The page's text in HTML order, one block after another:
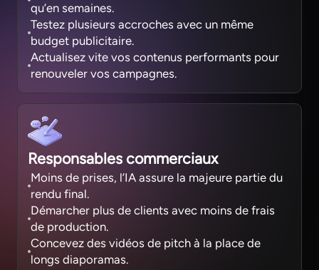
qu’en semaines.
Testez plusieurs accroches avec un même
budget publicitaire.
Actualisez vite vos contenus performants pour
renouveler vos campagnes.
Responsables commerciaux
Moins de prises, l’IA assure la majeure partie du
rendu final.
Démarcher plus de clients avec moins de frais
de production.
Concevez des vidéos de pitch à la place de
longs diaporamas.